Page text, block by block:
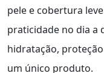
pele e cobertura
praticidade no dia a
hidratação,
um único produto.